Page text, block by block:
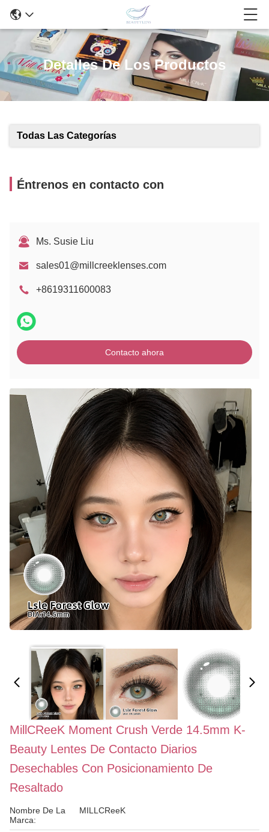
Detalles De Los Productos
Todas Las Categorías
Éntrenos en contacto con
Ms. Susie Liu
sales01@millcreeklenses.com
+8619311600083
Contacto ahora
MillCReeK Moment Crush Verde 14.5mm K-
Beauty Lentes De Contacto Diarios
Desechables Con Posicionamiento De
Resaltado
Nombre De La
Marca:
MILLCReeK